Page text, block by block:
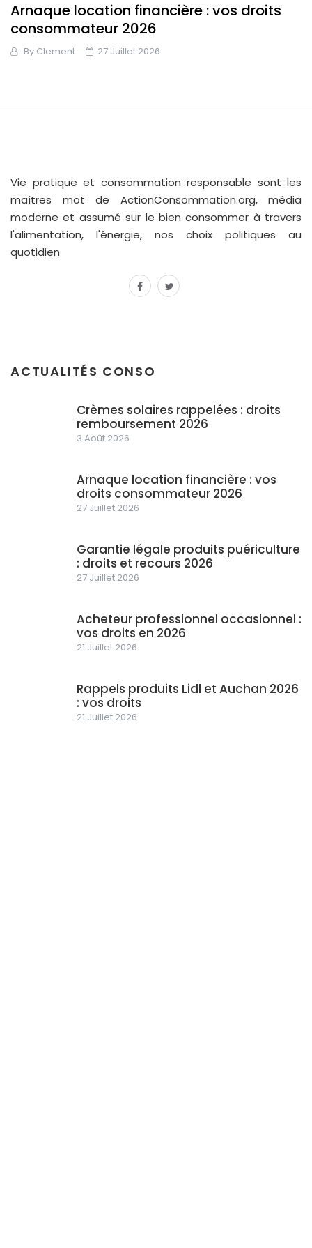
Arnaque location financière : vos droits
consommateur 2026
By Clement 27 Juillet 2026
Vie pratique et consommation responsable sont les
maîtres mot de ActionConsommation.org, média
moderne et assumé sur le bien consommer à travers
l'alimentation, l'énergie, nos choix politiques au
quotidien
facebook
twitter
ACTUALITÉS CONSO
Crèmes solaires rappelées : droits
remboursement 2026
3 Août 2026
Arnaque location financière : vos
droits consommateur 2026
27 Juillet 2026
Garantie légale produits puériculture
: droits et recours 2026
27 Juillet 2026
Acheteur professionnel occasionnel :
vos droits en 2026
21 Juillet 2026
Rappels produits Lidl et Auchan 2026
: vos droits
21 Juillet 2026